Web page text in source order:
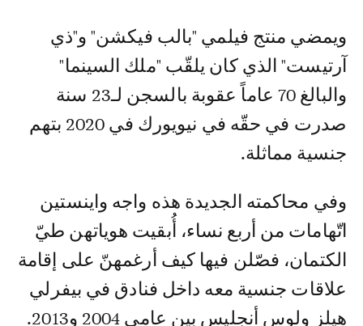
ويمضي منتج فيلمي "بالب فيكشن" و"ذي
آرتيست" الذي كان يلقّب "ملك السينما"
والبالغ 70 عاماً عقوبة بالسجن لـ23 سنة
صدرت في حقّه في نيويورك في 2020 بتهم
جنسية مماثلة.
وفي محاكمته الجديدة هذه واجه واينستين
اتّهامات من أربع نساء، أُبقيت هوياتهن طيّ
الكتمان، فصّلن فيها كيف أرغمهنّ على إقامة
علاقات جنسية معه داخل فنادق في بيفرلي
هيلز ولوس أنجليس بين عامي 2004 و2013.